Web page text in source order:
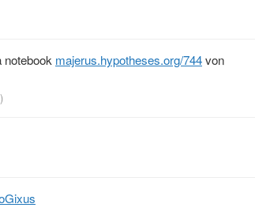
notebook majerus.hypotheses.org/744von
)